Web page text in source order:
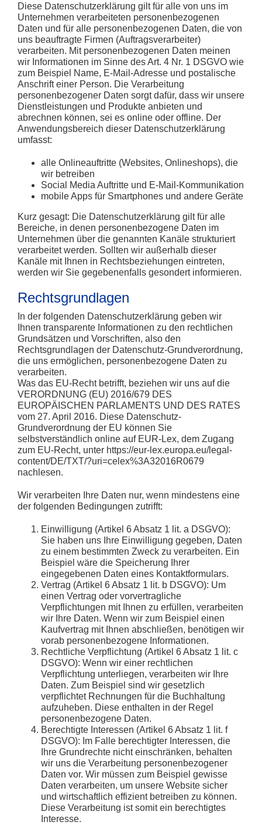
Diese Datenschutzerklärung gilt für alle von uns im
Unternehmen verarbeiteten personenbezogenen
Daten und für alle personenbezogenen Daten, die von
uns beauftragte Firmen (Auftragsverarbeiter)
verarbeiten. Mit personenbezogenen Daten meinen
wir Informationen im Sinne des Art. 4 Nr. 1 DSGVO wie
zum Beispiel Name, E-Mail-Adresse und postalische
Anschrift einer Person. Die Verarbeitung
personenbezogener Daten sorgt dafür, dass wir unsere
Dienstleistungen und Produkte anbieten und
abrechnen können, sei es online oder offline. Der
Anwendungsbereich dieser Datenschutzerklärung
umfasst:
alle Onlineauftritte (Websites, Onlineshops), die
wir betreiben
Social Media Auftritte und E-Mail-Kommunikation
mobile Apps für Smartphones und andere Geräte
Kurz gesagt: Die Datenschutzerklärung gilt für alle
Bereiche, in denen personenbezogene Daten im
Unternehmen über die genannten Kanäle strukturiert
verarbeitet werden. Sollten wir außerhalb dieser
Kanäle mit Ihnen in Rechtsbeziehungen eintreten,
werden wir Sie gegebenenfalls gesondert informieren.
Rechtsgrundlagen
In der folgenden Datenschutzerklärung geben wir
Ihnen transparente Informationen zu den rechtlichen
Grundsätzen und Vorschriften, also den
Rechtsgrundlagen der Datenschutz-Grundverordnung,
die uns ermöglichen, personenbezogene Daten zu
verarbeiten.
Was das EU-Recht betrifft, beziehen wir uns auf die
VERORDNUNG (EU) 2016/679 DES
EUROPÄISCHEN PARLAMENTS UND DES RATES
vom 27. April 2016. Diese Datenschutz-
Grundverordnung der EU können Sie
selbstverständlich online auf EUR-Lex, dem Zugang
zum EU-Recht, unter https://eur-lex.europa.eu/legal-
content/DE/TXT/?uri=celex%3A32016R0679
nachlesen.
Wir verarbeiten Ihre Daten nur, wenn mindestens eine
der folgenden Bedingungen zutrifft:
Einwilligung (Artikel 6 Absatz 1 lit. a DSGVO):
Sie haben uns Ihre Einwilligung gegeben, Daten
zu einem bestimmten Zweck zu verarbeiten. Ein
Beispiel wäre die Speicherung Ihrer
eingegebenen Daten eines Kontaktformulars.
Vertrag (Artikel 6 Absatz 1 lit. b DSGVO): Um
einen Vertrag oder vorvertragliche
Verpflichtungen mit Ihnen zu erfüllen, verarbeiten
wir Ihre Daten. Wenn wir zum Beispiel einen
Kaufvertrag mit Ihnen abschließen, benötigen wir
vorab personenbezogene Informationen.
Rechtliche Verpflichtung (Artikel 6 Absatz 1 lit. c
DSGVO): Wenn wir einer rechtlichen
Verpflichtung unterliegen, verarbeiten wir Ihre
Daten. Zum Beispiel sind wir gesetzlich
verpflichtet Rechnungen für die Buchhaltung
aufzuheben. Diese enthalten in der Regel
personenbezogene Daten.
Berechtigte Interessen (Artikel 6 Absatz 1 lit. f
DSGVO): Im Falle berechtigter Interessen, die
Ihre Grundrechte nicht einschränken, behalten
wir uns die Verarbeitung personenbezogener
Daten vor. Wir müssen zum Beispiel gewisse
Daten verarbeiten, um unsere Website sicher
und wirtschaftlich effizient betreiben zu können.
Diese Verarbeitung ist somit ein berechtigtes
Interesse.